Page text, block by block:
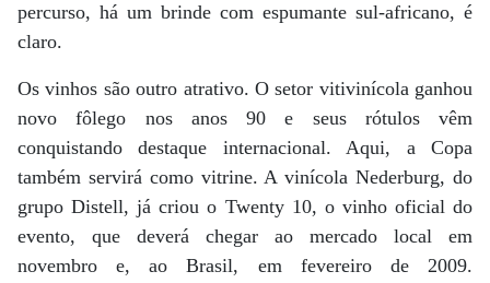
percurso, há um brinde com espumante sul-africano, é
claro.
Os vinhos são outro atrativo. O setor vitivinícola ganhou
novo fôlego nos anos 90 e seus rótulos vêm
conquistando destaque internacional. Aqui, a Copa
também servirá como vitrine. A vinícola Nederburg, do
grupo Distell, já criou o Twenty 10, o vinho oficial do
evento, que deverá chegar ao mercado local em
novembro e, ao Brasil, em fevereiro de 2009.